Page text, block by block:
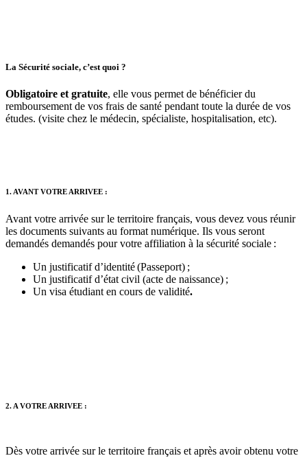
La Sécurité sociale, c’est quoi ?
Obligatoire et gratuite, elle vous permet de bénéficier du
remboursement de vos frais de santé pendant toute la durée de vos
études. (visite chez le médecin, spécialiste, hospitalisation, etc).
1. AVANT VOTRE ARRIVEE :
Avant votre arrivée sur le territoire français, vous devez vous réunir
les documents suivants au format numérique. Ils vous seront
demandés demandés pour votre affiliation à la sécurité sociale :
Un justificatif d’identité (Passeport) ;
Un justificatif d’état civil (acte de naissance) ;
Un visa étudiant en cours de validité.
2. A VOTRE ARRIVEE :
Dès votre arrivée sur le territoire français et après avoir obtenu votre